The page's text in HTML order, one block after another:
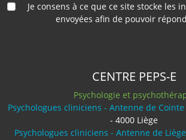
Je consens à ce que ce site stocke les
envoyées afin de pouvoir
CENTRE PEPS-E
Psychologie et
Psychologues cliniciens - Antenne de Cointe
- 4000 Liège
Psychologues cliniciens - Antenne de Liège